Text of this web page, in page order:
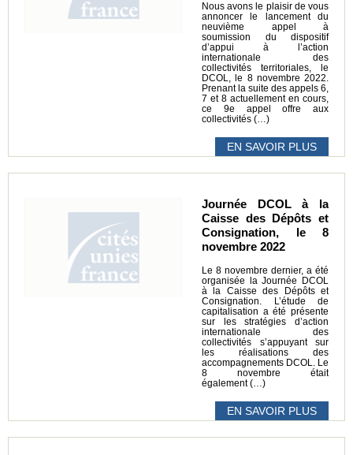
Nous avons le plaisir de vous
annoncer le lancement du
neuvième appel à
soumission du dispositif
d’appui à l’action
internationale des
collectivités territoriales, le
DCOL, le 8 novembre 2022.
Prenant la suite des appels 6,
7 et 8 actuellement en cours,
ce 9e appel offre aux
collectivités (…)
EN SAVOIR PLUS
Journée DCOL à la
Caisse des Dépôts et
Consignation, le 8
novembre 2022
Le 8 novembre dernier, a été
organisée la Journée DCOL
à la Caisse des Dépôts et
Consignation. L’étude de
capitalisation a été présente
sur les stratégies d’action
internationale des
collectivités s’appuyant sur
les réalisations des
accompagnements DCOL. Le
8 novembre était
également (…)
EN SAVOIR PLUS